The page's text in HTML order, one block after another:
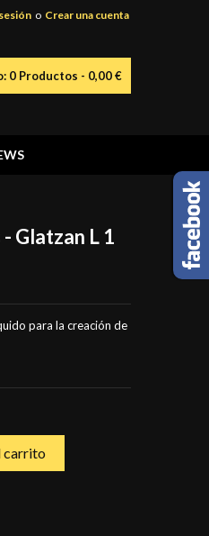
o Crear una cuenta
0 Productos - 0,00 €
Glatzan L 1
para la creación de
carrito